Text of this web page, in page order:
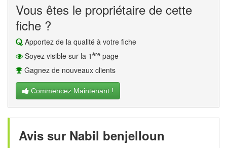
Vous êtes le propriétaire de cette
fiche ?
Apportez de la qualité à votre fiche
Soyez visible sur la 1 ère page
Gagnez de nouveaux clients
Commencez Maintenant !
Avis sur Nabil benjelloun